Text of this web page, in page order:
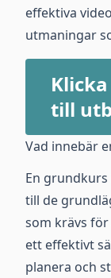
effektiva
utmaningar
till
Vad innebär
En
till de
som krävs
ett effektivt
planera och